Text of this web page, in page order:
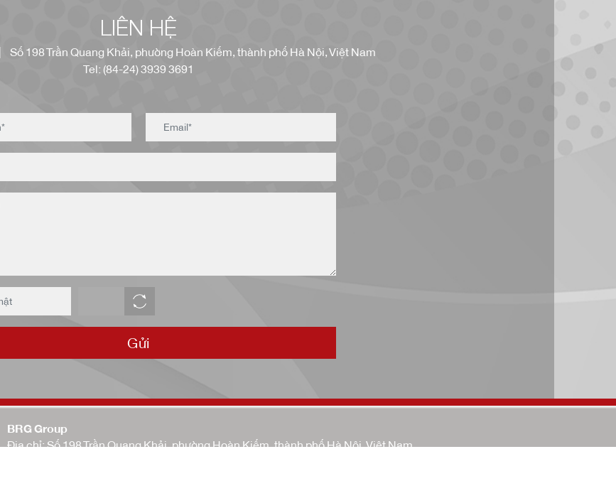
LIÊN HỆ
| Số 198 Trần Quang Khải, phường Hoàn Kiếm, thành phố Hà Nội, Việt Nam
Tel: (84-24) 3939 3691
Gửi
BRG Group
Địa chỉ: Số 198 Trần Quang Khải, phường Hoàn Kiếm, thành phố Hà Nội, Việt Nam